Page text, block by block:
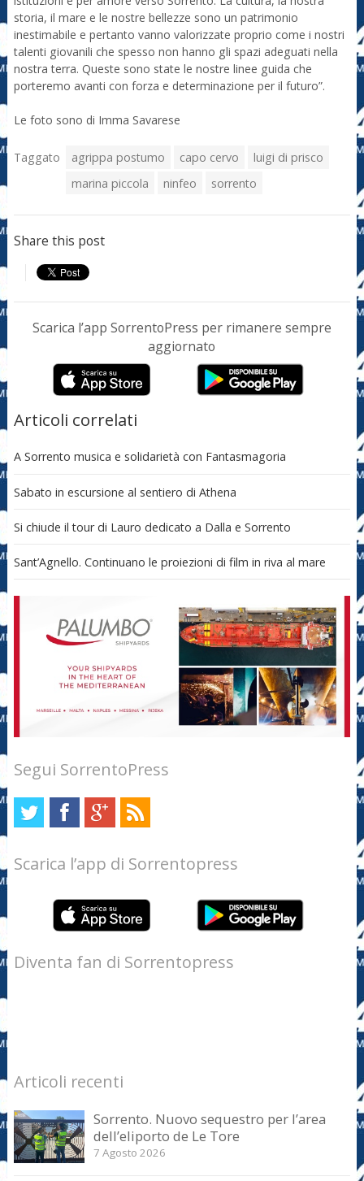
storia, il mare e le nostre bellezze sono un patrimonio
inestimabile e pertanto vanno valorizzate proprio come i nostri
talenti giovanili che spesso non hanno gli spazi adeguati nella
nostra terra. Queste sono state le nostre linee guida che
porteremo avanti con forza e determinazione per il futuro”.
Le foto sono di Imma Savarese
Taggato agrippa postumo capo cervo
luigi di prisco
marina piccola
ninfeo sorrento
Share this post
Scarica l’app SorrentoPress per rimanere sempre
aggiornato
Articoli correlati
A Sorrento musica e solidarietà con Fantasmagoria
Sabato in escursione al sentiero di Athena
Si chiude il tour di Lauro dedicato a Dalla e Sorrento
Sant’Agnello. Continuano le proiezioni di film in riva al mare
Segui SorrentoPress
Scarica l’app di Sorrentopress
Diventa fan di Sorrentopress
Articoli recenti
Sorrento. Nuovo sequestro per l’area
dell’eliporto de Le Tore
7 Agosto 2026